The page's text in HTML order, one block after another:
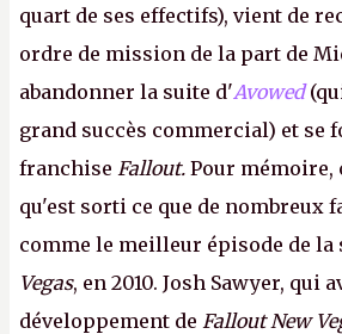
quart de ses effectifs), vient de
ordre de mission de la part de
abandonner la suite d'Avowed
grand succès commercial) et se
franchise Fallout. Pour mémoire,
qu'est sorti ce que de nombreux
comme le meilleur épisode de la
Vegas, en 2010. Josh Sawyer, qui
développement de Fallout New